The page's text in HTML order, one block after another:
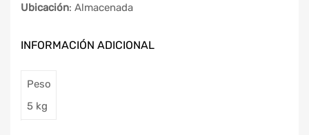
Ubicación: Almacenada
INFORMACIÓN ADICIONAL
Peso
5 kg